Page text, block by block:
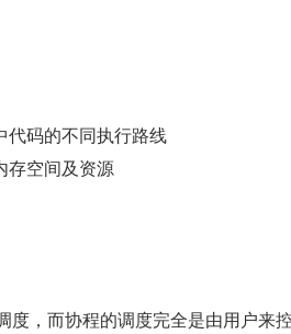
代码的不同执行路线
存空间及资源
度，而协程的调度完全是由用户来